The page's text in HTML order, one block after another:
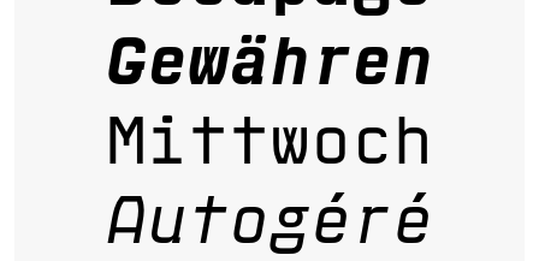
Gewähren
Mittwoch
Autogéré